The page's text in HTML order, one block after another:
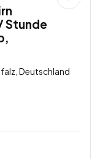
Stunde
Deutschland